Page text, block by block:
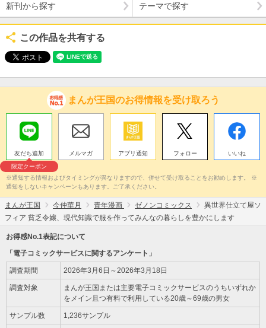
新刊から探す テーマで探す
この作品を共有する
まんが王国のお得情報を受け取ろう
友だち追加
限定クーポン
メルマガ アプリ通知 フォロー いいね
※通知する情報およびタイミングが異なりますので、併せて受け取ることをお勧めします。 ※
通知をしないキャンペーンもあります。ご了承ください。
まんが王国 今仲華月 青年漫画 ゼノンコミックス
異世界仕立て屋ソ
フィア 貧乏令嬢、現代知識で服を作ってみんなの暮らしを豊かにします
お得感No.1表記について
「電子コミックサービスに関するアンケート」
調査期間 2026年3月6日～2026年3月18日
調査対象
まんが王国または主要電子コミックサービスのうちいずれか
をメイン且つ有料で利用している20歳～69歳の男女
サンプル数 1,236サンプル